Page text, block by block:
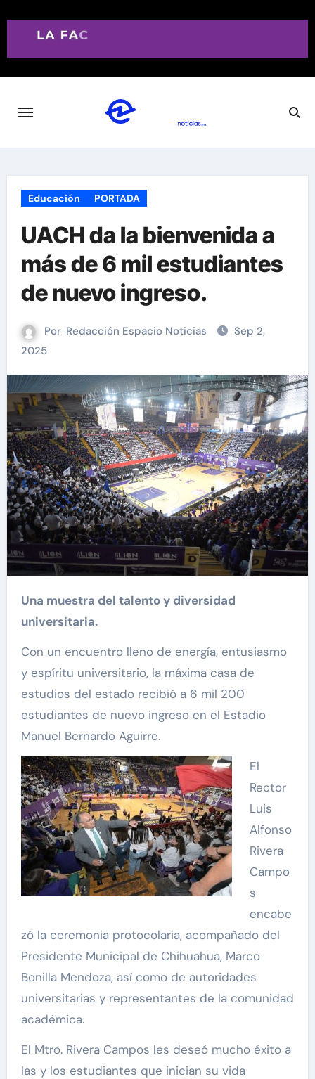
Educación PORTADA
UACH da la bienvenida a
más de 6 mil estudiantes
de nuevo ingreso.
Por Redacción Espacio Noticias
Sep 2,
2025
Una muestra del talento y diversidad
universitaria.
Con un encuentro lleno de energía, entusiasmo
y espíritu universitario, la máxima casa de
estudios del estado recibió a 6 mil 200
estudiantes de nuevo ingreso en el Estadio
Manuel Bernardo Aguirre.
El
Rector
Luis
Alfonso
Rivera
Campo
s
encabe
zó la ceremonia protocolaria, acompañado del
Presidente Municipal de Chihuahua, Marco
Bonilla Mendoza, así como de autoridades
universitarias y representantes de la comunidad
académica.
El Mtro. Rivera Campos les deseó mucho éxito a
las y los estudiantes que inician su vida